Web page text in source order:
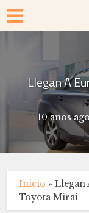
Llegan A
10 años ago
Inicio »Llegan
Toyota Mirai